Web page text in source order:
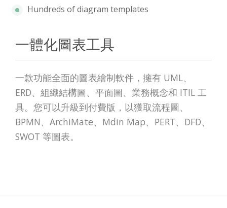
Hundreds of diagram templates
一體化圖表工具
一款功能全面的圖表繪制軟件，擁有 UML、
ERD、組織結構圖、平面圖、業務概念和 ITIL 工
具。您可以升級到付費版，以獲取流程圖、
BPMN、ArchiMate、Mdin Map、PERT、DFD、
SWOT 等圖表。